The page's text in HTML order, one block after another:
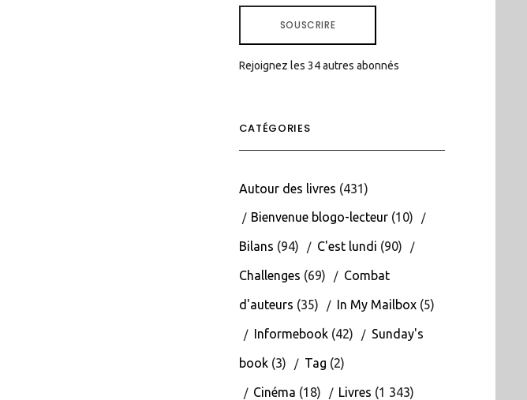
SOUSCRIRE
Rejoignez les 34 autres abonnés
CATÉGORIES
Autour des livres (431)
Bienvenue blogo-lecteur(10)
Bilans (94) C'est lundi (90)
Challenges (69) Combat
d'auteurs (35) In My Mailbox(5)
Informebook(42) Sunday's
book(3) Tag (2)
Cinéma (18) Livres (1 343)